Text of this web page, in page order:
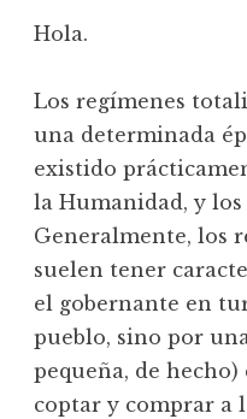
Hola.
Los regímenes
una determinada
existido
la Humanidad, y
Generalmente, los
suelen tener
el gobernante en
pueblo, sino por
pequeña, de
coptar y comprar a